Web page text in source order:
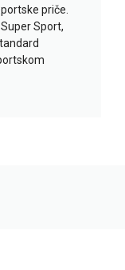
priče.
Sport,